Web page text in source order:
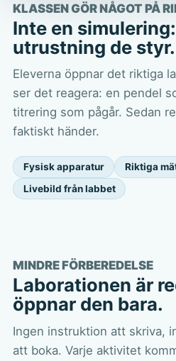
KLASSEN GÖR NÅGOT PÅ
Inte en
utrustning de styr.
Eleverna öppnar det riktiga
ser det reagera: en pendel
titrering som pågår. Sedan
faktiskt händer.
Fysisk apparatur
Riktiga
Livebild från labbet
MINDRE FÖRBEREDELSE
Laborationen är
öppnar den bara.
Ingen instruktion att skriva,
att boka. Varje aktivitet